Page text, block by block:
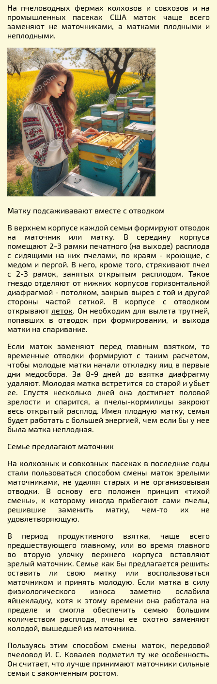
На пчеловодных фермах колхозов и совхозов и на
промышленных пасеках США маток чаще всего
заменяют не маточниками, а матками плодными и
неплодными.
Матку подсаживавают вместе с отводком
В верхнем корпусе каждой семьи формируют отводок
на маточник или матку. В середину корпуса
помещают 2-3 рамки печатного (на выходе) расплода
с сидящими на них пчелами, по краям - кроющие, с
медом и пергой. В него, кроме того, стряхивают пчел
с 2-3 рамок, занятых открытым расплодом. Такое
гнездо отделяют от нижних корпусов горизонтальной
диафрагмой - потолком, закрыв вырез с той и другой
стороны частой сеткой. В корпусе с отводком
открывают леток. Он необходим для вылета трутней,
попавших в отводок при формировании, и выхода
матки на спаривание.
Если маток заменяют перед главным взятком, то
временные отводки формируют с таким расчетом,
чтобы молодые матки начали откладку яиц в первые
дни медосбора. За 8-9 дней до взятка диафрагму
удаляют. Молодая матка встретится со старой и убьет
ее. Спустя несколько дней она достигнет половой
зрелости и спарится, а пчелы-кормилицы закроют
весь открытый расплод. Имея плодную матку, семья
будет работать с большей энергией, чем если 6ы у нее
была матка неплодная.
Семье предлагают маточник
На колхозных и совхозных пасеках в последние годы
стали пользоваться способом смены маток зрелыми
маточниками, не удаляя старых и не организовывая
отводки. В основу его положен принцип «тихой
смены», к которому иногда прибегают сами пчелы,
решившие заменить матку, чем-то их не
удовлетворяющую.
В период продуктивного взятка, чаще всего
предшествующего главному, или во время главного
во вторую улочку верхнего корпуса вставляют
зрелый маточник. Семье как 6ы предлагается решить:
оставить ли свою матку или воспользоваться
маточником и принять молодую. Если матка в силу
физиологического износа заметно ослабила
яйцекладку, хотя к этому времени она работала на
пределе и смогла обеспечить семью большим
количеством расплода, пчелы ее охотно заменяют
колодой, вышедшей из маточника.
Пользуясь этим способом смены маток, передовой
пчеловод И. С. Ковалев подметил ту же особенность.
Он считает, что лучше принимают маточники сильные
семьи с законченным ростом.